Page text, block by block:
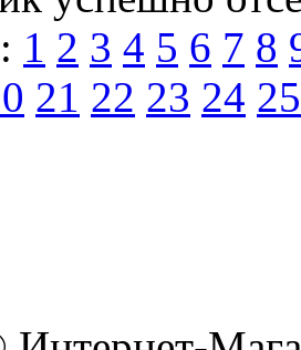
1 2 3 4 5 6 7 8
21 22 23 24 25